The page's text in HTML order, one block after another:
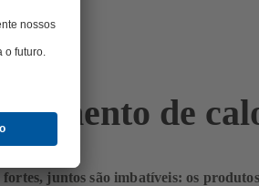
de
fortes, juntos são imbatíveis: os